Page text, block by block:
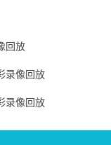
回放
录像回放
录像回放